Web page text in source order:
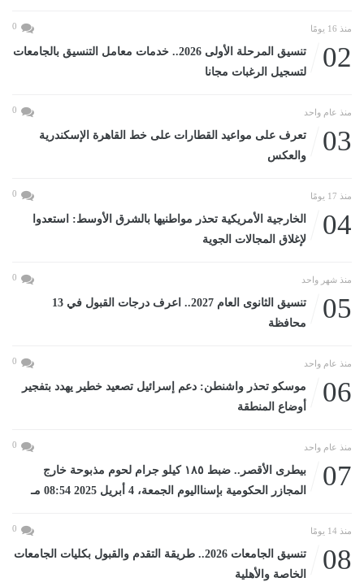
منذ 16 يومًا 0
02
تنسيق المرحلة الأولى 2026.. خدمات معامل التنسيق بالجامعات
لتسجيل الرغبات مجانا
منذ عام واحد 0
03
تعرف على مواعيد القطارات على خط القاهرة الإسكندرية
والعكس
منذ 17 يومًا 0
04
الخارجية الأمريكية تحذر مواطنيها بالشرق الأوسط: استعدوا
لإغلاق المجالات الجوية
منذ شهر واحد 0
05
تنسيق الثانوى العام 2027.. اعرف درجات القبول في 13
محافظة
منذ عام واحد 0
06
موسكو تحذر واشنطن: دعم إسرائيل تصعيد خطير يهدد بتفجير
أوضاع المنطقة
منذ عام واحد 0
07
بيطرى الأقصر.. ضبط ١٨٥ كيلو جرام لحوم مذبوحة خارج
المجازر الحكومية بإسنااليوم الجمعة، 4 أبريل 2025 08:54 مـ
منذ 14 يومًا 0
08
تنسيق الجامعات 2026.. طريقة التقدم والقبول بكليات الجامعات
الخاصة والأهلية